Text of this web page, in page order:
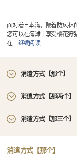
面对着日本海，隔着防风林
您可以在海滩上享受樱花狩
在…继续阅读
消遣方式【那个】
消遣方式【那两个】
消遣方式【那三个】
消遣方式【那个】